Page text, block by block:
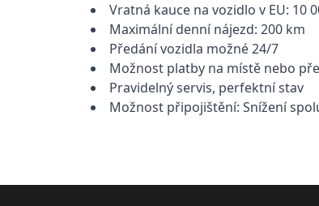
Vratná kauce na vozidlo v EU: 10
Maximální denní nájezd: 200 km
Předání vozidla možné 24/7
Možnost platby na místě nebo
Pravidelný servis, perfektní stav
Možnost připojištění: Snížení